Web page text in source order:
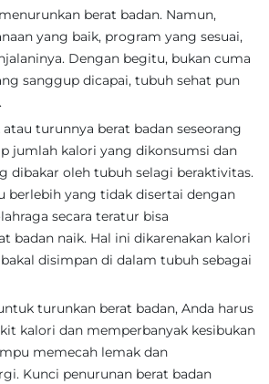
berat badan. Namun,
yang baik, program yang sesuai,
Dengan begitu, bukan cuma
sanggup dicapai, tubuh sehat pun
atau turunnya berat badan seseorang
jumlah kalori yang dikonsumsi dan
dibakar oleh tubuh selagi beraktivitas.
berlebih yang tidak disertai dengan
secara teratur bisa
badan naik. Hal ini dikarenakan kalori
disimpan di dalam tubuh sebagai
turunkan berat badan, Anda harus
kalori dan memperbanyak kesibukan
memecah lemak dan
Kunci penurunan berat badan